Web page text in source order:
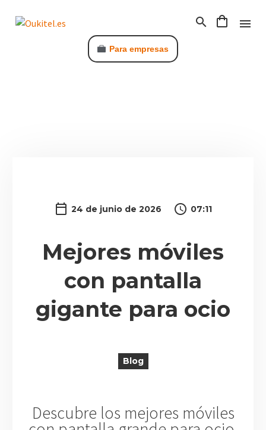
Para empresas
24 de junio de 2026 07:11
Mejores móviles
con pantalla
gigante para ocio
Blog
Descubre los mejores móviles